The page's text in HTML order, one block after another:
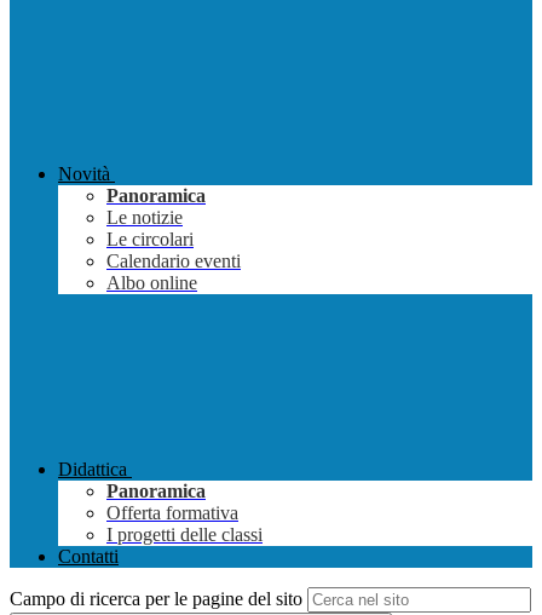
Novità
Panoramica
Le notizie
Le circolari
Calendario eventi
Albo online
Didattica
Panoramica
Offerta formativa
I progetti delle classi
Contatti
Campo di ricerca per le pagine del sito